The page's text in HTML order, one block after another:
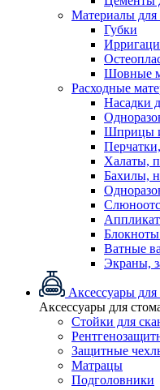
Материалы для
Губки
Шовные
Расходные
Насадки
Шприцы
Халаты,
Бахилы,
Ватные
Экраны,
Аксессуары для
Аксессуары для
Стойки для
Защитные
Матрацы
Подголовники